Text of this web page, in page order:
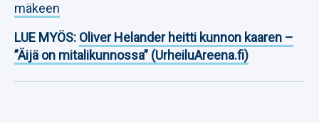
mäkeen
LUE MYÖS: Oliver Helander heitti kunnon kaaren –
”Äijä on mitalikunnossa” (UrheiluAreena.fi)